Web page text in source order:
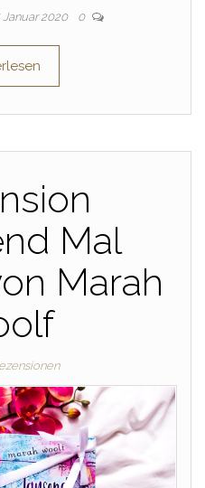
Januar 2020 0
Mal
Marah